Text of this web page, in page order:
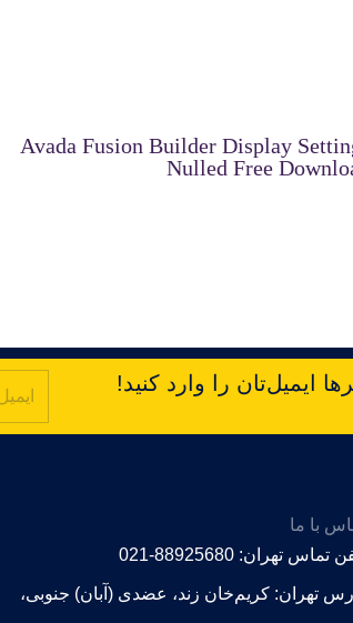
Avada Fusion Builder Display
Nulled Free
ایمیل‌تان را وارد کنید!
با ما
تماس تهران: 88925680-021
تهران: کریم‌خان زند، عضدی (آبان) جنوبی،